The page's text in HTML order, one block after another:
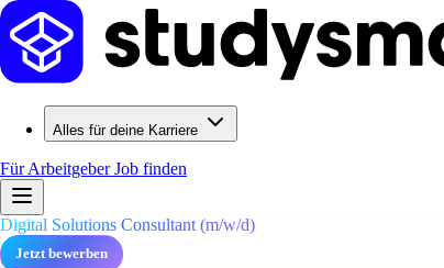
Alles für deine Karriere
Für ArbeitgeberJob finden
Digital Solutions Consultant (m/w/d)
Jetzt bewerben